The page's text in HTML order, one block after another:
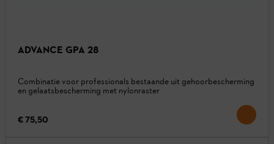
ADVANCE GPA 28
Combinatie voor professionals bestaande uit gehoorbescherming
en gelaatsbescherming met nylonraster
€ 75,50